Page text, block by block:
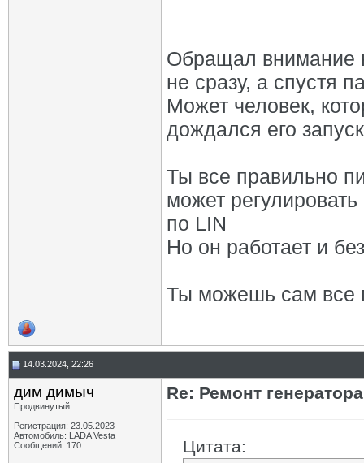
Обращал внимание
не сразу, а спустя
Может человек,
дождался его
Ты все правильно
может
по LIN
Но он работает и
Ты можешь сам все
14.03.2024, 22:26
дим димыч
Продвинутый
Регистрация: 23.05.2023
Автомобиль: LADA Vesta
Сообщений: 170
Re: Ремонт
Цитата: